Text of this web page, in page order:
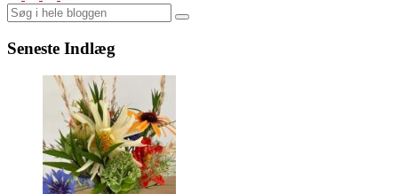
Search
Seneste Indlæg